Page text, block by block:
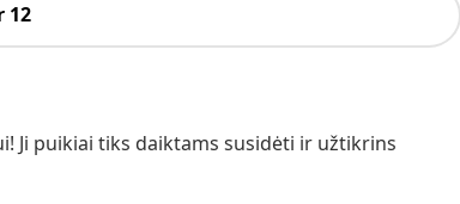
12
Ji puikiai tiks daiktams susidėti ir užtikrins